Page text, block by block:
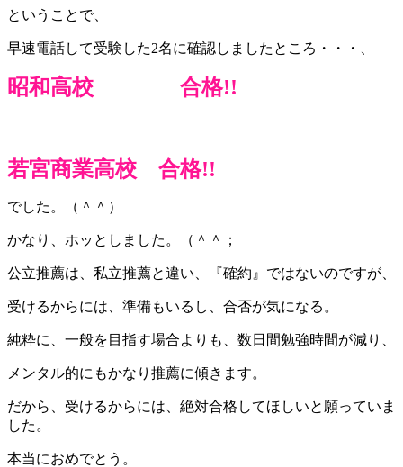
ということで、
早速電話して受験した2名に確認しましたところ・・・、
昭和高校 合格!!
若宮商業高校 合格!!
でした。（＾＾）
かなり、ホッとしました。（＾＾；
公立推薦は、私立推薦と違い、『確約』ではないのですが、
受けるからには、準備もいるし、合否が気になる。
純粋に、一般を目指す場合よりも、数日間勉強時間が減り、
メンタル的にもかなり推薦に傾きます。
だから、受けるからには、絶対合格してほしいと願っていま
した。
本当におめでとう。